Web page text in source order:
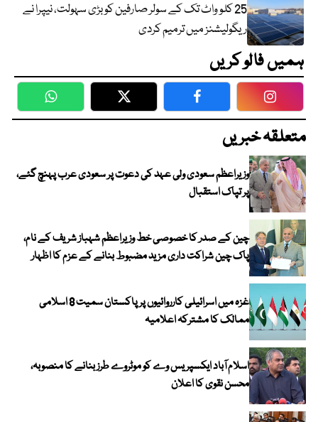
25 کلو واٹ تک کے سولر صارفین کو بڑی سہولت، نیپرا نے
ریگولیشنز میں ترمیم کردی
ہمیں فالو کریں
WhatsApp Twitter Facebook
متعلقہ خبریں
وزیراعظم سعودی ولی عہد کی دعوت پر سعودی عرب پہنچ گئے،
پر تپاک استقبال
چین کے صدر کا خصوصی خط وزیراعظم شہباز شریف کے نام،
پاک چین شراکت داری مزید مضبوط بنانے کے عزم کا اظہار
غزہ میں اسرائیلی کارروائیوں پر پاکستان سمیت 8 اسلامی
ممالک کا مشترکہ اعلامیہ
اسلام آباد ایکسپریس وے کو موٹروے طرز بنانے کا منصوبہ،
محسن نقوی کا اعلان